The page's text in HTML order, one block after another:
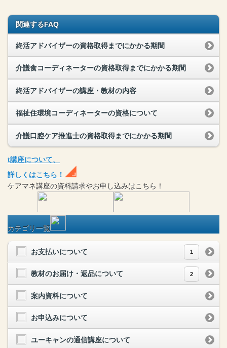
関連するFAQ
終活アドバイザーの資格取得までにかかる期間
介護食コーディネーターの資格取得までにかかる期間
終活アドバイザーの講座・教材の内容
福祉住環境コーディネーターの資格について
介護口腔ケア推進士の資格取得までにかかる期間
t講座について、
詳しくはこちら！
ケアマネ講座の資料請求やお申し込みはこちら！
カテゴリ一覧
お支払いについて 1
教材のお届け・返品について 2
案内資料について
お申込みについて
ユーキャンの通信講座について